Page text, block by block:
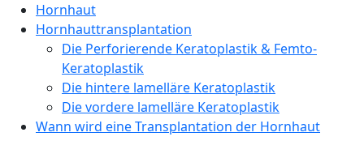
Hornhaut
Hornhauttransplantation
Die Perforierende Keratoplastik & Femto-
Keratoplastik
Die hintere lamelläre Keratoplastik
Die vordere lamelläre Keratoplastik
Wann wird eine Transplantation der Hornhaut